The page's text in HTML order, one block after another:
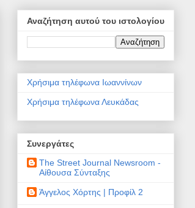
Αναζήτηση αυτού του ιστολογίου
Χρήσιμα τηλέφωνα Ιωαννίνων
Χρήσιμα τηλέφωνα Λευκάδας
Συνεργάτες
The Street Journal Newsroom -
Αίθουσα Σύνταξης
Άγγελος Χόρτης | Προφίλ 2